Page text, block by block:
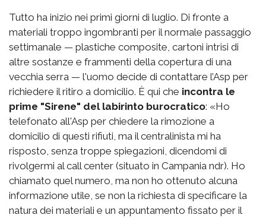
Tutto ha inizio nei primi giorni di luglio. Di fronte a
materiali troppo ingombranti per il normale passaggio
settimanale — plastiche composite, cartoni intrisi di
altre sostanze e frammenti della copertura di una
vecchia serra — l'uomo decide di contattare l’Asp per
richiedere il ritiro a domicilio. È qui che incontra le
prime "Sirene" del labirinto burocratico: «Ho
telefonato all'Asp per chiedere la rimozione a
domicilio di questi rifiuti, ma il centralinista mi ha
risposto, senza troppe spiegazioni, dicendomi di
rivolgermi al call center (situato in Campania ndr). Ho
chiamato quel numero, ma non ho ottenuto alcuna
informazione utile, se non la richiesta di specificare la
natura dei materiali e un appuntamento fissato per il